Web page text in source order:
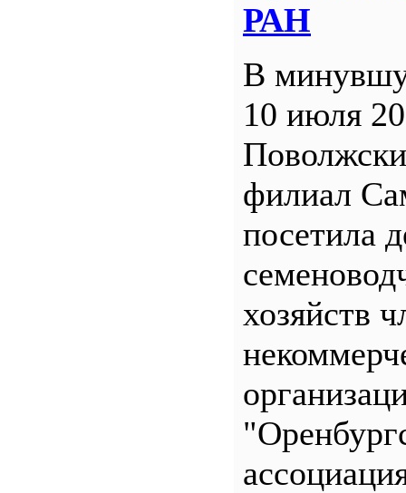
РАН
В
10 июля
филиал
посетила
хозяйств